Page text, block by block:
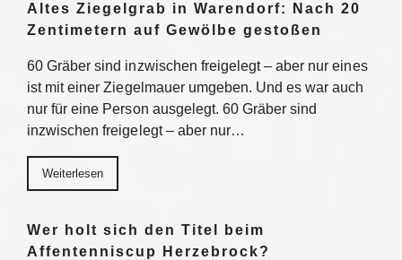
Altes Ziegelgrab in Warendorf: Nach 20
Zentimetern auf Gewölbe gestoßen
60 Gräber sind inzwischen freigelegt – aber nur eines
ist mit einer Ziegelmauer umgeben. Und es war auch
nur für eine Person ausgelegt. 60 Gräber sind
inzwischen freigelegt – aber nur…
Weiterlesen
Wer holt sich den Titel beim
Affentenniscup Herzebrock?